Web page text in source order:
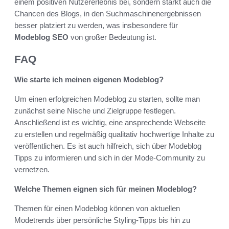
Chancen des Blogs, in den Suchmaschinenergebnissen
besser platziert zu werden, was insbesondere für
Modeblog SEO von großer Bedeutung ist.
FAQ
Wie starte ich meinen eigenen Modeblog?
Um einen erfolgreichen Modeblog zu starten, sollte man
zunächst seine Nische und Zielgruppe festlegen.
Anschließend ist es wichtig, eine ansprechende Webseite
zu erstellen und regelmäßig qualitativ hochwertige Inhalte zu
veröffentlichen. Es ist auch hilfreich, sich über Modeblog
Tipps zu informieren und sich in der Mode-Community zu
vernetzen.
Welche Themen eignen sich für meinen Modeblog?
Themen für einen Modeblog können von aktuellen
Modetrends über persönliche Styling-Tipps bis hin zu